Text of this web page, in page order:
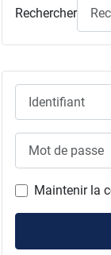
Maintenir la
Rechercher